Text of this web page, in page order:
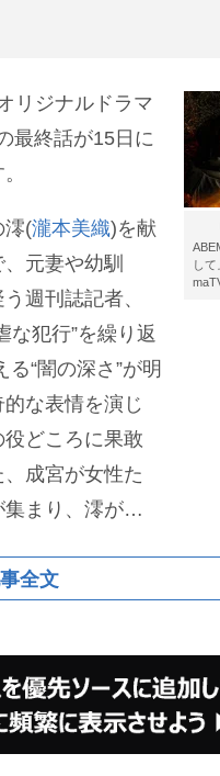
し
リジナルドラマ
最終話が15日に
澪(瀧本美織)を献
元妻や幼馴
週刊誌記者、
な犯行”を繰り返
“闇の深さ”が明
な表情を演じ
どころに果敢
成宮が女性た
まり、澪が働
真理子
いだ。最終話で
せかけて殺すた
の石黒颯馬(細田
黒の隙をつき、
全文